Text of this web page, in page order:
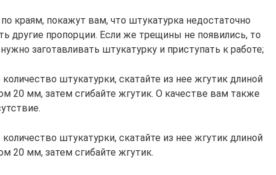
краям, покажут вам, что штукатурка недостаточно
другие пропорции. Если же трещины не появились, то
заготавливать штукатурку и приступать к работе;
штукатурки, скатайте из нее жгутик длиной
20 мм, затем сгибайте жгутик. О качестве вам также
штукатурки, скатайте из нее жгутик длиной
20 мм, затем сгибайте жгутик.